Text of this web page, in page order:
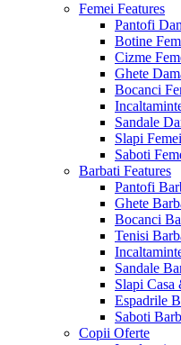
Femei Features
Pantofi
Botine
Cizme
Ghete
Bocanci
Sandale
Slapi Femei
Saboti
Barbati Features
Pantofi
Ghete
Bocanci
Tenisi
Sandale
Slapi Casa
Espadrile
Saboti
Copii Oferte